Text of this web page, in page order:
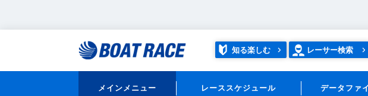
知る楽しむ レーサー検索
メインメニュー レーススケジュール データファ